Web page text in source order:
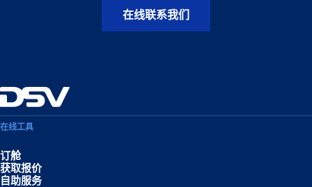
在线联系我们
在线工具
订舱
获取报价
自助服务